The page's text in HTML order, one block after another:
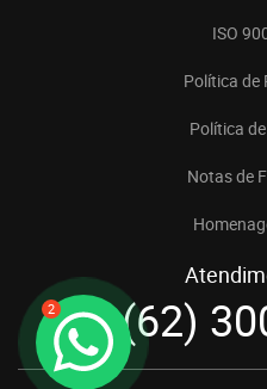
2
ISO
Política de
Política
Notas de
(62)